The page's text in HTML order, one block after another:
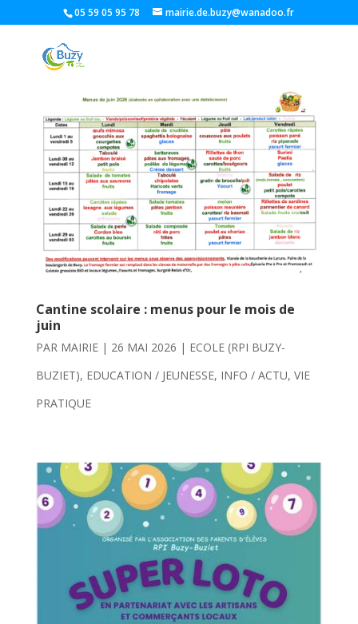
05 59 05 95 78 mairie.de.buzy@wanadoo.fr
Cantine scolaire : menus pour le mois de
juin
PAR MAIRIE| 26 MAI 2026 | ECOLE (RPI BUZY-
BUZIET), EDUCATION / JEUNESSE, INFO / ACTU, VIE
PRATIQUE